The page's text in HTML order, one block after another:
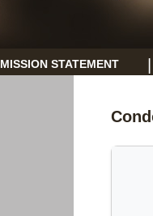
MISSION STATEMENT